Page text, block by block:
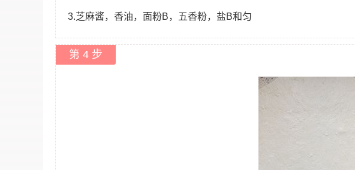
3.芝麻酱，香油，面粉B，五香粉，盐B和匀
第 4 步